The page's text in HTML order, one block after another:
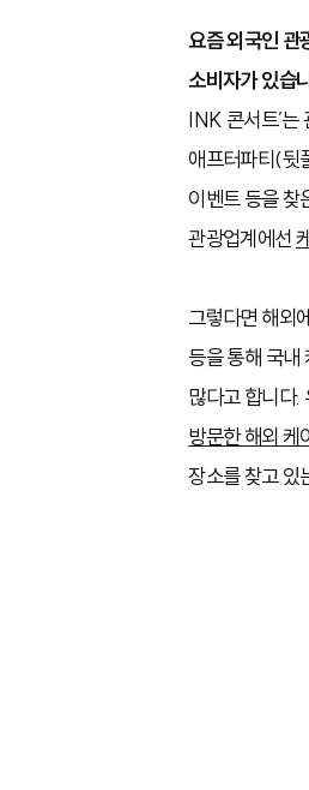
요즘 외국인 관
소비자가 있습
INK 콘서트’는
애프터파티(뒷
이벤트 등을 찾
관광업계에선
그렇다면 해외
등을 통해 국내
많다고 합니다.
방문한 해외 케
장소를 찾고 있